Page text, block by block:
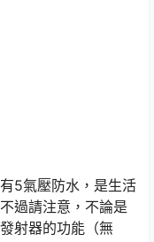
5氣壓防水，是生活
過請注意，不論是
射器的功能（無